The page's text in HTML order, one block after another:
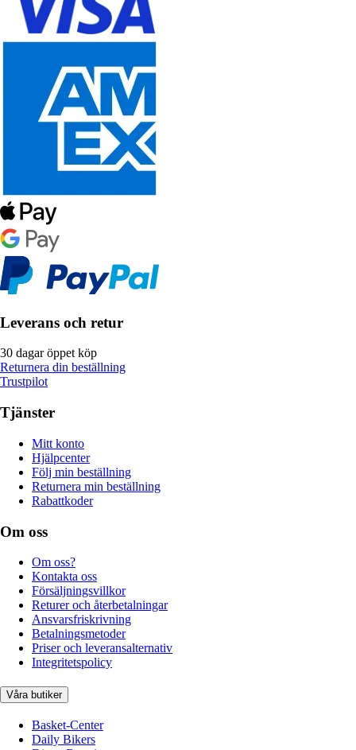
Leverans och retur
30 dagar öppet köp
Returnera din beställning
Trustpilot
Tjänster
Mitt konto
Hjälpcenter
Följ min beställning
Returnera min beställning
Rabattkoder
Om oss
Om oss?
Kontakta oss
Försäljningsvillkor
Returer och återbetalningar
Ansvarsfriskrivning
Betalningsmetoder
Priser och leveransalternativ
Integritetspolicy
Våra butiker
Basket-Center
Daily Bikers